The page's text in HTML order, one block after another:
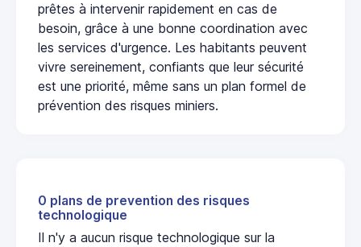
prêtes à intervenir rapidement en cas de
besoin, grâce à une bonne coordination avec
les services d'urgence. Les habitants peuvent
vivre sereinement, confiants que leur sécurité
est une priorité, même sans un plan formel de
prévention des risques miniers.
0 plans de prevention des risques
technologique
Il n'y a aucun risque technologique sur la